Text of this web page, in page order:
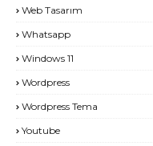
Web Tasarım
Whatsapp
Windows 11
Wordpress
Wordpress Tema
Youtube